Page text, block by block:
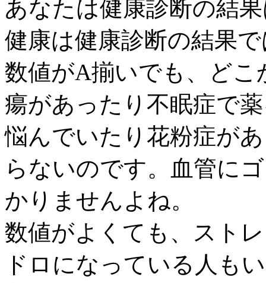
あなたは健康診断の結
健康は健康診断の結果
数値がA揃いでも、ど
瘍があったり不眠症で
悩んでいたり花粉症が
らないのです。血管に
かりませんよね。
数値がよくても、スト
ドロになっている人も